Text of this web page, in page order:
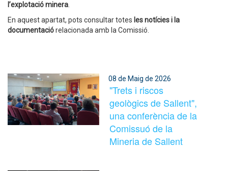
l’explotació minera
En aquest apartat, pots consultar totes les notícies i la
documentaciórelacionada amb la Comissió.
08 de Maig de 2026
"Trets i riscos
geològics de Sallent",
una conferència de la
Comissuó de la
Mineria de Sallent